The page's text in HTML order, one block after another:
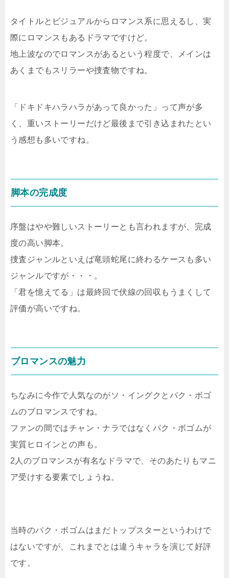
タイトルとビジュアルからロマンス系に思えるし、実
際にロマンスもあるドラマですけど。
地上波なのでロマンスがあるという程度で、メインは
あくまでもスリラーや捜査物ですね。
「ドキドキハラハラがあって良かった」って声が多
く、重いストーリーだけど最後まで引き込まれたとい
う感想も多いですね。
脚本の完成度
序盤はやや難しいストーリーとも言われますが、完成
度の高い脚本。
捜査ジャンルといえば竜頭蛇尾に終わるケースも多い
ジャンルですが・・・。
「君を憶えてる」は最終回で伏線の回収もうまくして
評価が高いですね。
ブロマンスの魅力
ちなみに今作で人気なのがソ・イングクとパク・ボゴ
ムのブロマンスですね。
ファンの間ではチャン・ナラではなくパク・ボゴムが
実質ヒロインとの声も。
2人のブロマンスが有名なドラマで、そのあたりもマニ
ア受けする要素でしょうね。
当時のパク・ボゴムはまだトップスターというわけで
はないですが、これまでとは違うキャラを演じて好評
です。